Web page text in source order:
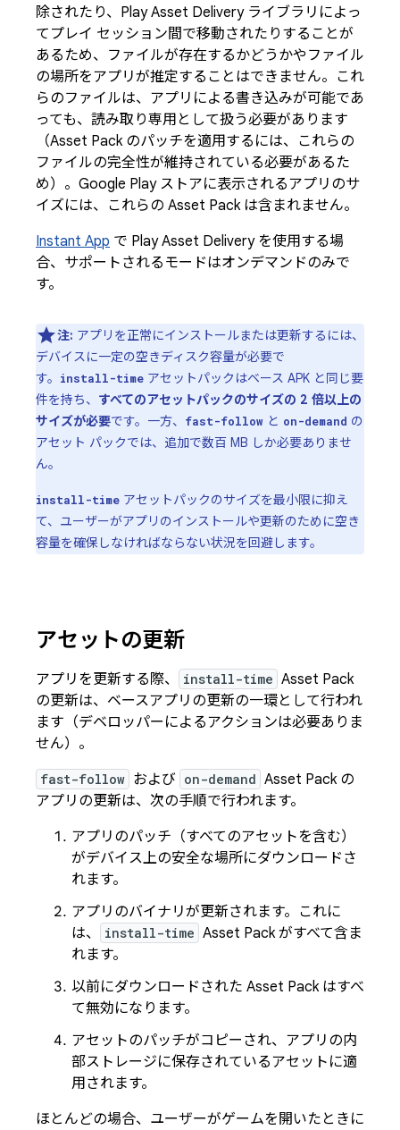
除されたり、Play Asset Delivery ライブラリによっ
てプレイ セッション間で移動されたりすることが
あるため、ファイルが存在するかどうかやファイル
の場所をアプリが推定することはできません。これ
らのファイルは、アプリによる書き込みが可能であ
っても、読み取り専用として扱う必要があります
（Asset Pack のパッチを適用するには、これらの
ファイルの完全性が維持されている必要があるた
め）。Google Play ストアに表示されるアプリのサ
イズには、これらの Asset Pack は含まれません。
Instant App で Play Asset Delivery を使用する場
合、サポートされるモードはオンデマンドのみで
す。
注: アプリを正常にインストールまたは更新するには、
デバイスに一定の空きディスク容量が必要で
す。
install-time アセットパックはベース APK と同じ要
件を持ち、 すべてのアセットパックのサイズの 2 倍以上の
サイズが必要です。一方、 fast-follow と on-demand の
アセット パックでは、追加で数百 MB しか必要ありませ
ん。
install-time アセットパックのサイズを最小限に抑え
て、ユーザーがアプリのインストールや更新のために空き
容量を確保しなければならない状況を回避します。
アセットの更新
アプリを更新する際、 install-time Asset Pack
の更新は、ベースアプリの更新の一環として行われ
ます（デベロッパーによるアクションは必要ありま
せん）。
fast-follow および on-demand Asset Pack の
アプリの更新は、次の手順で行われます。
アプリのパッチ（すべてのアセットを含む）
がデバイス上の安全な場所にダウンロードさ
れます。
アプリのバイナリが更新されます。これに
は、
install-time Asset Pack がすべて含ま
れます。
以前にダウンロードされた Asset Pack はすべ
て無効になります。
アセットのパッチがコピーされ、アプリの内
部ストレージに保存されているアセットに適
用されます。
ほとんどの場合、ユーザーがゲームを開いたときに